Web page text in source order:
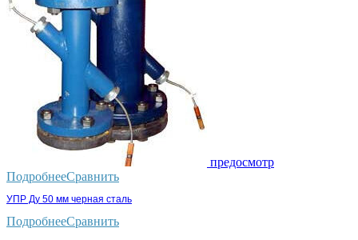
предосмотр
ПодробнееСравнить
УПР Ду 50 мм черная сталь
ПодробнееСравнить